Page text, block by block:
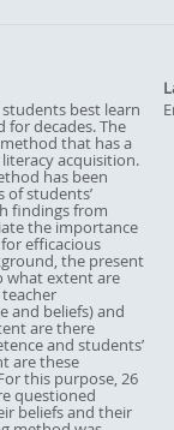
best learn
for decades. The
that has a
acquisition.
has been
students’
findings from
the importance
efficacious
the present
what extent are
and beliefs) and
are there
and students’
are these
this purpose, 26
questioned
beliefs and their